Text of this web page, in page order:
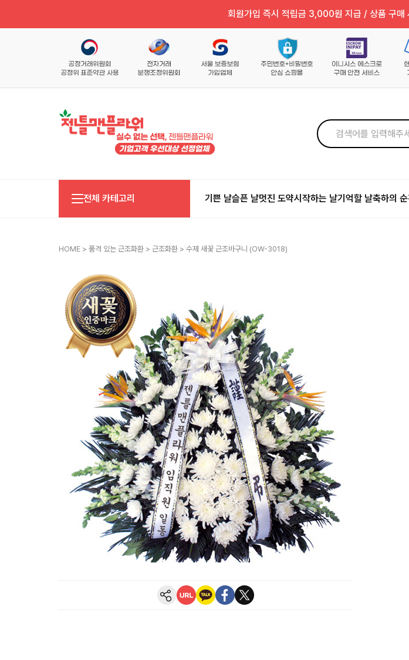
회원가입 즉시 적립금 3,000원 지급 / 상품 구
전체 카테고리 기쁜 날슬픈 날멋진 도약시작하는 날기억할 날축하의
HOME > 품격 있는 근조화환 > 근조화환 > 수제 새꽃 근조바구니 (OW-3018)